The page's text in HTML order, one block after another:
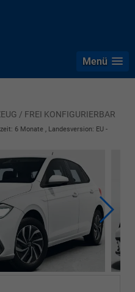
Menü
/ FREI KONFIGURIERBAR
6 Monate , Landesversion: EU -